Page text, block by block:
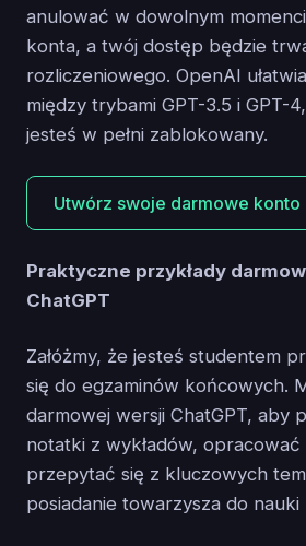
anulować w dowolnym
konta, a twój dostęp będzie
rozliczeniowego. OpenAI
między trybami GPT-3.5 i GPT-
jesteś w pełni zablokowany.
Utwórz swoje darmowe konto
Praktyczne przykłady
ChatGPT
Załóżmy, że jesteś studentem
się do egzaminów końcowych.
darmowej wersji ChatGPT, aby
notatki z wykładów,
przepytać się z kluczowych
posiadanie towarzysza do nauki